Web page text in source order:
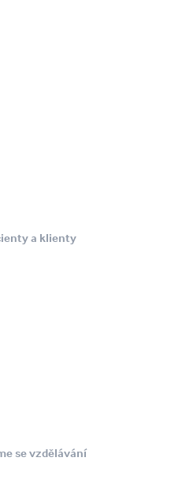
a klienty
se vzdělávání